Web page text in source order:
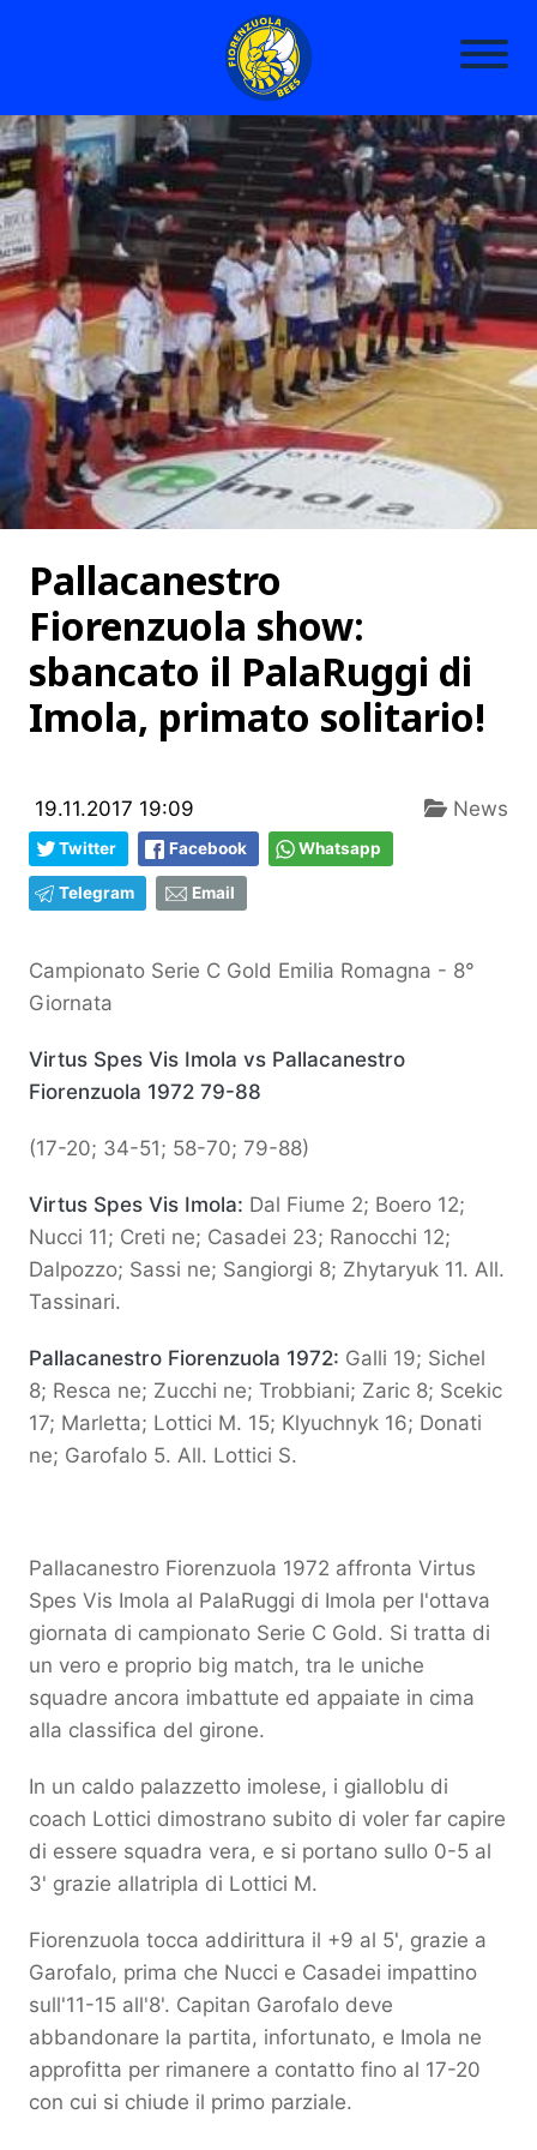
Pallacanestro
Fiorenzuola show:
sbancato il PalaRuggi di
Imola, primato solitario!
19.11.2017 19:09 News
Twitter Facebook Whatsapp
Telegram Email
Campionato Serie C Gold Emilia Romagna - 8°
Giornata
Virtus Spes Vis Imola vs Pallacanestro
Fiorenzuola 1972 79-88
(17-20; 34-51; 58-70; 79-88)
Virtus Spes Vis Imola: Dal Fiume 2; Boero 12;
Nucci 11; Creti ne; Casadei 23; Ranocchi 12;
Dalpozzo; Sassi ne; Sangiorgi 8; Zhytaryuk 11. All.
Tassinari.
Pallacanestro Fiorenzuola 1972: Galli 19; Sichel
8; Resca ne; Zucchi ne; Trobbiani; Zaric 8; Scekic
17; Marletta; Lottici M. 15; Klyuchnyk 16; Donati
ne; Garofalo 5. All. Lottici S.
Pallacanestro Fiorenzuola 1972 affronta Virtus
Spes Vis Imola al PalaRuggi di Imola per l'ottava
giornata di campionato Serie C Gold. Si tratta di
un vero e proprio big match, tra le uniche
squadre ancora imbattute ed appaiate in cima
alla classifica del girone.
In un caldo palazzetto imolese, i gialloblu di
coach Lottici dimostrano subito di voler far capire
di essere squadra vera, e si portano sullo 0-5 al
3' grazie allatripla di Lottici M.
Fiorenzuola tocca addirittura il +9 al 5', grazie a
Garofalo, prima che Nucci e Casadei impattino
sull'11-15 all'8'. Capitan Garofalo deve
abbandonare la partita, infortunato, e Imola ne
approfitta per rimanere a contatto fino al 17-20
con cui si chiude il primo parziale.